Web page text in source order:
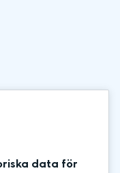
data för